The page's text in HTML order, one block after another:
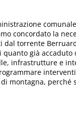
concordato la
torrente
già
infrastrutture e
montagna, perché